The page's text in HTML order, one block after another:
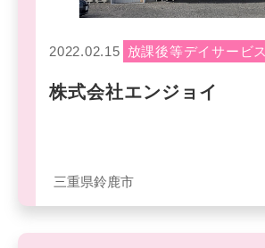
2022.02.15 放課後等デイサービス
株式会社エンジョイ
三重県鈴鹿市